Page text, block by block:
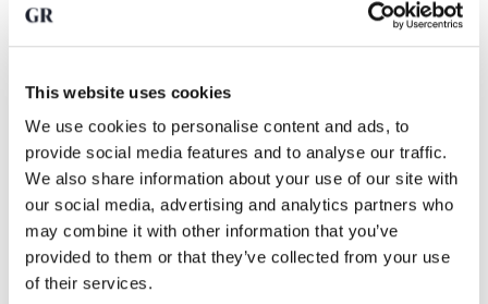
This website uses cookies
We use cookies to personalise content and ads, to
provide social media features and to analyse our traffic.
We also share information about your use of our site with
our social media, advertising and analytics partners who
may combine it with other information that you’ve
provided to them or that they’ve collected from your use
of their services.
Timmer stellt bereits fest, dass Gold zumindest immer noch
somit seiner Rolle als Inflationsschutz weiterhin gerecht wird.
Darüber hinaus gibt es immer noch ein erhöhtes Maß an
geopolitischen Unruhen. Dies macht Gold aus zwei Gründen
attraktiver: